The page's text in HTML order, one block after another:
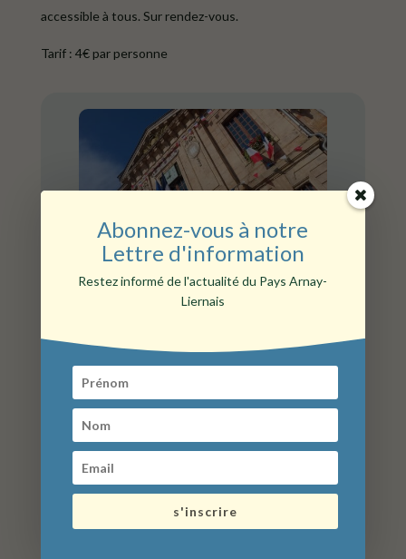
accessible à tous. Sur rendez-vous.
Tarif : 4€ par personne
que faire aux alentours ?
Abonnez-vous à notre
Lettre d'information
Restez informé de l'actualité du Pays Arnay-
Liernais
s'inscrire